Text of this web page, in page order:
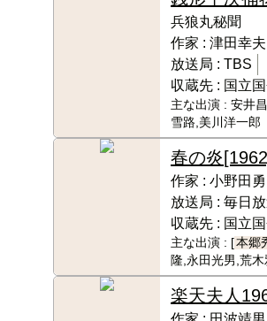
兵狼丸秘聞
作家 : 津田幸夫
放送局 : TBS
収蔵先 : 国立
主な出演 : 安井
雪路,美川洋一郎
春の炎
作家 : 小野田勇
放送局 : 毎日
収蔵先 : 国立
主な出演 : [本郷
隆,永田光男,荒
楽天夫人